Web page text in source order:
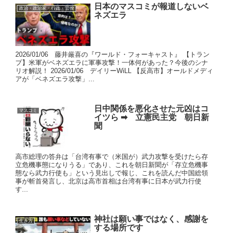
政治・政治家・行政・官僚
日本のマスコミが報道しないベ
ネズエラ
2026/01/06 藤井厳喜の『ワールド・フォーキャスト』 【トラン
プ】米軍がベネズエラに軍事攻撃！一体何があった？今後のシナ
リオ解説！ 2026/01/06 デイリーWiLL 【反高市】オールドメディ
アが「ベネズエラ攻撃」...
マスコミ
日中関係を悪化させた元凶はコ
イツら ➡ 立憲民主党 朝日新
聞
高市総理の答弁は「台湾有事で（米国が）武力攻撃を受けたら存
立危機事態になりうる」であり、これを朝日新聞が「存立危機事
態なら武力行使も」という見出しで報じ、これを読んだ中国総領
事が斬首発言し、北京は高市首相は台湾有事に日本が武力行使
す...
生き方
神社は願い事ではなく、感謝を
する場所です